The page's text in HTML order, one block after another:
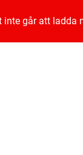
går att ladda